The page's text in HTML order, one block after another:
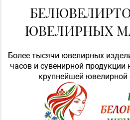
ЮВЕЛИРНЫХ
Более тысячи ювелирных
часов и сувенирной
крупнейшей ювелирной